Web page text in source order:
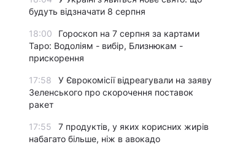
будуть відзначати 8 серпня
18:00
Гороскоп на 7 серпня за картами
Таро: Водоліям - вибір, Близнюкам -
прискорення
17:58
У Єврокомісії відреагували на заяву
Зеленського про скорочення поставок
ракет
17:55
7 продуктів, у яких корисних жирів
набагато більше, ніж в авокадо